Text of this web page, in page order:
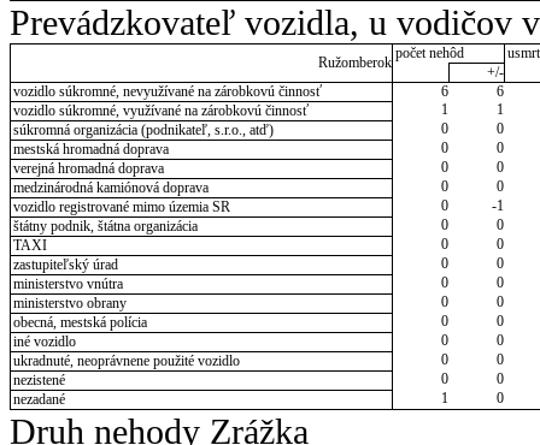
Prevádzkovateľ vozidla, u vodičov
Ružomberok
počet nehôd
+/-
vozidlo súkromné, nevyužívané na zárobkovú činnosť
6
6
vozidlo súkromné, využívané na zárobkovú činnosť
1
1
súkromná organizácia (podnikateľ, s.r.o., atď)
0
0
mestská hromadná doprava
0
0
verejná hromadná doprava
0
0
medzinárodná kamiónová doprava
0
0
vozidlo registrované mimo územia SR
0
-1
štátny podnik, štátna organizácia
0
0
TAXI
0
0
zastupiteľský úrad
0
0
ministerstvo vnútra
0
0
ministerstvo obrany
0
0
obecná, mestská polícia
0
0
iné vozidlo
0
0
ukradnuté, neoprávnene použité vozidlo
0
0
nezistené
0
0
nezadané
1 0
Druh nehody Zrážka